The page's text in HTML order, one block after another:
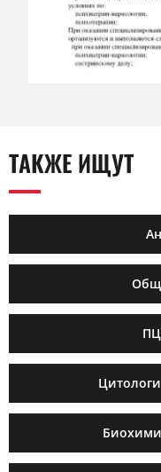
ТАКЖЕ ИЩУТ